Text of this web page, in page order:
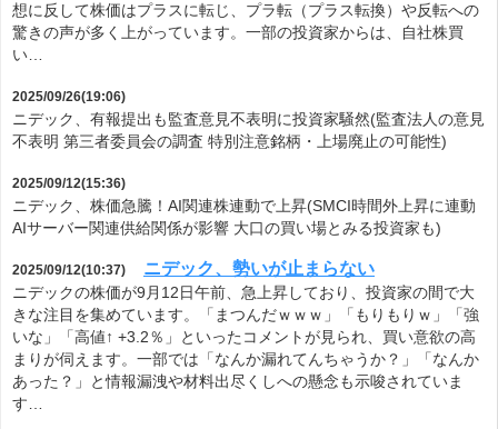
想に反して株価はプラスに転じ、プラ転（プラス転換）や反転への
驚きの声が多く上がっています。一部の投資家からは、自社株買
い…
2025/09/26(19:06)
ニデック、有報提出も監査意見不表明に投資家騒然(監査法人の意見
不表明 第三者委員会の調査 特別注意銘柄・上場廃止の可能性)
2025/09/12(15:36)
ニデック、株価急騰！AI関連株連動で上昇(SMCI時間外上昇に連動
AIサーバー関連供給関係が影響 大口の買い場とみる投資家も)
2025/09/12(10:37) ニデック、勢いが止まらない
ニデックの株価が9月12日午前、急上昇しており、投資家の間で大
きな注目を集めています。「まつんだｗｗｗ」「もりもりｗ」「強
いな」「高値↑ +3.2％」といったコメントが見られ、買い意欲の高
まりが伺えます。一部では「なんか漏れてんちゃうか？」「なんか
あった？」と情報漏洩や材料出尽くしへの懸念も示唆されていま
す…